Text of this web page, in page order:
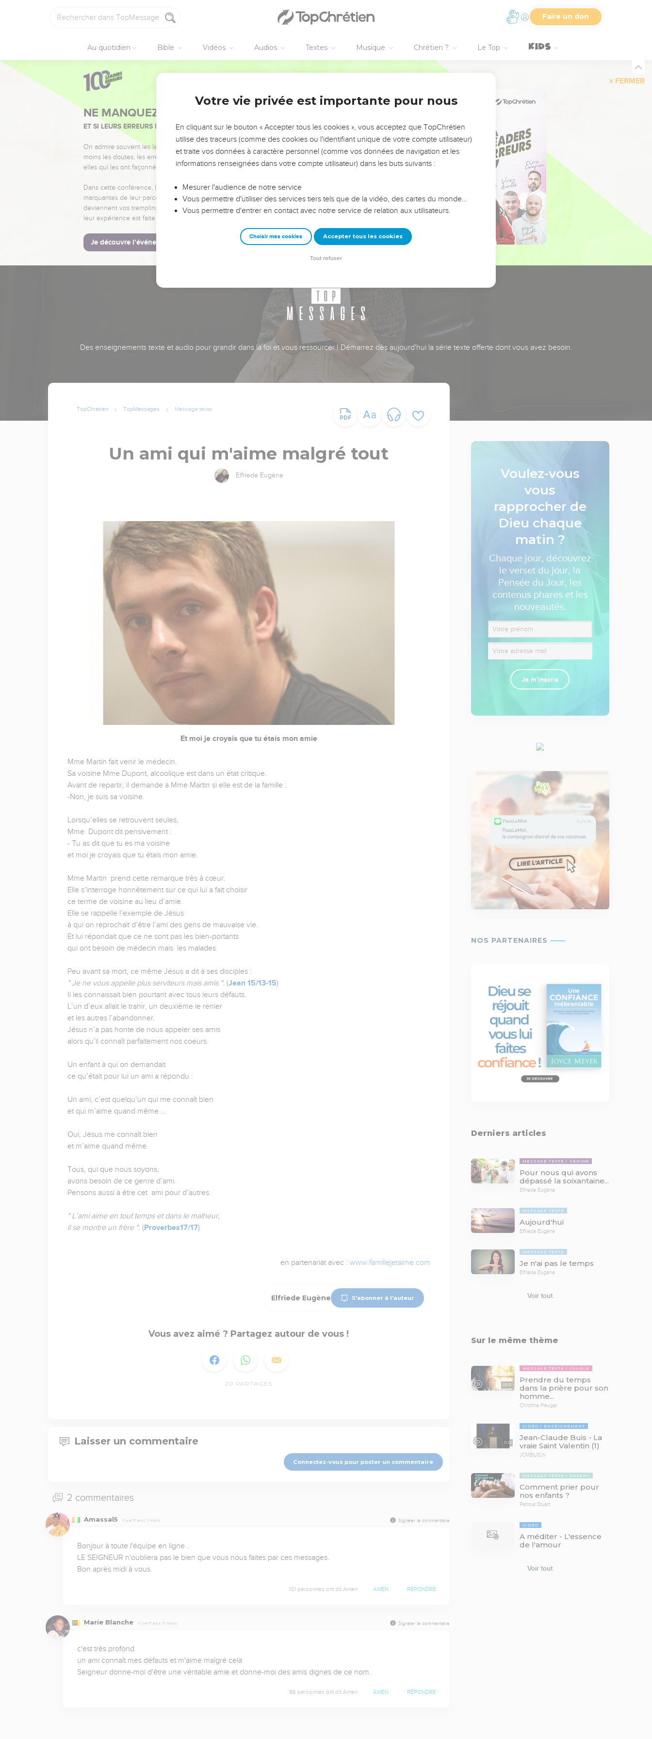
Faire un don
Au quotidien Bible Vidéos Audios Textes Musique Chrétien ? Le Top
FERMER
NE MANQUEZ PAS L’ÉVÉNEMENT DE L’ANNÉE !
ET SI LEURS ERREURS POUVAIENT VOUS ÉVITER LES VOTRES ?
On admire souvent les leaders pour leurs réussites, leur impact, leur foi ou leur vision. Mais on voit
moins les doutes, les erreurs et les saisons difficiles qu'ils ont traversés, alors même que ce sont
elles qui les ont façonnés.
Dans cette conférence, leaders, entrepreneurs, et responsables reviennent sur les erreurs
marquantes de leur parcours et les clés pour avancer avec plus de sagesse afin que leurs erreurs
deviennent vos tremplins. Que vous guidiez un ministère, une équipe, un groupe ou une famille,
leur expérience est faite pour vous.
Je découvre l’événement
Des enseignements texte et audio pour grandir dans la foi et vous ressourcer ! Démarrez dès aujourd'hui la série texte offerte dont vous avez besoin.
TopChrétien TopMessages Message texte
Un ami qui m'aime malgré tout
Elfriede Eugène
Et moi je croyais que tu étais mon amie
Mme Martin fait venir le médecin.
Sa voisine Mme Dupont, alcoolique est dans un état critique.
Avant de repartir, il demande à Mme Martin si elle est de la famille :
-Non, je suis sa voisine.
Lorsqu’elles se retrouvent seules,
Mme Dupont dit pensivement :
- Tu as dit que tu es ma voisine
et moi je croyais que tu étais mon amie.
Mme Martin prend cette remarque très à cœur.
Elle s’interroge honnêtement sur ce qui lui a fait choisir
ce terme de voisine au lieu d’amie.
Elle se rappelle l’exemple de Jésus
à qui on reprochait d’être l’ami des gens de mauvaise vie.
Et lui répondait que ce ne sont pas les bien-portants
qui ont besoin de médecin mais les malades.
Peu avant sa mort, ce même Jésus a dit à ses disciples :
" Je ne vous appelle plus serviteurs mais amis ". (Jean 15/13-15)
Il les connaissait bien pourtant avec tous leurs défauts.
L’un d’eux allait le trahir, un deuxième le renier
et les autres l’abandonner.
Jésus n’a pas honte de nous appeler ses amis
alors qu’il connaît parfaitement nos coeurs.
Un enfant à qui on demandait
ce qu’était pour lui un ami a répondu :
Un ami, c’est quelqu’un qui me connaît bien
et qui m’aime quand même …
Oui, Jésus me connaît bien
et m’aime quand même.
Tous, qui que nous soyons,
avons besoin de ce genre d’ami.
Pensons aussi à être cet ami pour d’autres.
" L’ami aime en tout temps et dans le malheur,
il se montre un frère ". ( Proverbes17/17)
en partenariat avec : www.famillejetaime.com
Elfriede Eugène S'abonner à l'auteur
Vous avez aimé ? Partagez autour de vous !
20 PARTAGES
Laisser un commentaire
Connectez-vous pour poster un commentaire
2 commentaires
Amassal5 Il y a 17 ans, 1 mois Signaler le commentaire
Bonjour à toute l'équipe en ligne .
LE SEIGNEUR n'oubliera pas le bien que vous nous faites par ces messages.
Bon après midi à vous.
101 personnes ont dit Amen AMEN RÉPONDRE
Marie Blanche Il y a 17 ans, 11 mois Signaler le commentaire
c'est très profond
un ami connaît mes défauts et m'aime malgré celà
Seigneur donne-moi d'être une véritable amie et donne-moi des amis dignes de ce nom.
96 personnes ont dit Amen AMEN RÉPONDRE
Voulez-vous
vous
rapprocher de
Dieu chaque
matin ?
Chaque jour, découvrez
le verset du jour, la
Pensée du Jour, les
contenus phares et les
nouveautés.
Je m'inscris
Derniers articles
MESSAGE TEXTE SÉNIOR
Pour nous qui avons
dépassé la soixantaine...
Elfriede Eugène
MESSAGE TEXTE
Aujourd'hui
Elfriede Eugène
MESSAGE TEXTE
Je n'ai pas le temps
Elfriede Eugène
Voir tout
Sur le même thème
03:01
MESSAGE TEXTE COUPLE
Prendre du temps
dans la prière pour son
homme...
Christine Piauger
11:01
VIDÉO ENSEIGNEMENT
Jean-Claude Buis - La
vraie Saint Valentin (1)
JCMBUIS.tv
MESSAGE TEXTE PARENT
Comment prier pour
nos enfants ?
Patricia Stuart
VIDÉO
A méditer - L'essence
de l'amour
Voir tout
Votre vie privée est importante pour nous
En cliquant sur le bouton « Accepter tous les cookies », vous acceptez que TopChrétien
utilise des traceurs (comme des cookies ou l'identifiant unique de votre compte utilisateur)
et traite vos données à caractère personnel (comme vos données de navigation et les
informations renseignées dans votre compte utilisateur) dans les buts suivants :
Mesurer l'audience de notre service
Vous permettre d'utiliser des services tiers tels que de la vidéo, des cartes du monde…
Vous permettre d'entrer en contact avec notre service de relation aux utilisateurs.
Choisir mes cookies Accepter tous les cookies
Tout refuser